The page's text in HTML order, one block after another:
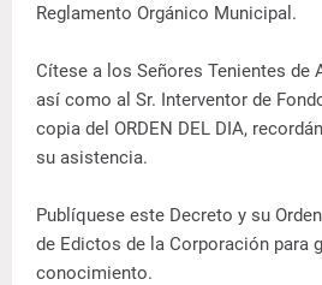
Reglamento Orgánico Municipal.
Cítese a los Señores Tenientes de
así como al Sr. Interventor de
copia del ORDEN DEL DIA,
su asistencia.
Publíquese este Decreto y su
de Edictos de la Corporación para
conocimiento.